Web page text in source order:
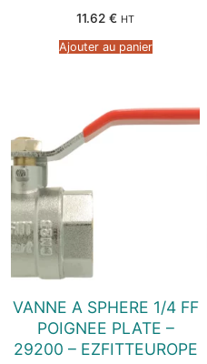
11.62 € HT
Ajouter au panier
VANNE A SPHERE 1/4 FF
POIGNEE PLATE –
29200 – EZFITTEUROPE